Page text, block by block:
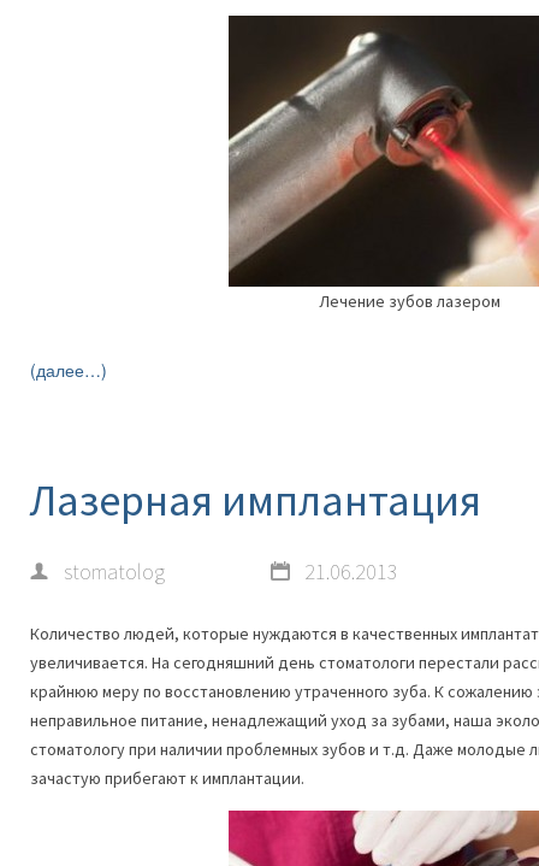
Лечение зубов лазером
(далее…)
Лазерная имплантация
stomatolog 21.06.2013
Количество людей, которые нуждаются в качественных
увеличивается. На сегодняшний день стоматологи перестали
крайнюю меру по восстановлению утраченного зуба. К сожалению
неправильное питание, ненадлежащий уход за зубами, наша
стоматологу при наличии проблемных зубов и т.д. Даже молодые
зачастую прибегают к имплантации.